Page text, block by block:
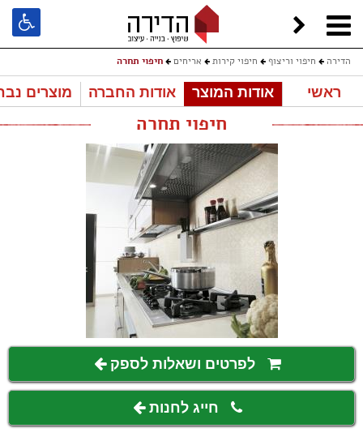
הדירה חיפוי וריצוף חיפוי קירות אריחים חיפוי תחרה
ראשי אודות המוצר אודות החברה מוצרים
חיפוי תחרה
לפרטים ושאלות לספק
חייג לחנות